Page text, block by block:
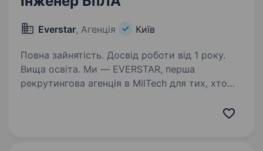
Everstar, Агенція Київ
Повна зайнятість. Досвід роботи від 1 року.
Вища освіта. Ми — EVERSTAR, перша
рекрутингова агенція в MilTech для тих, хто
Але досить про нас, розказуємо про головну